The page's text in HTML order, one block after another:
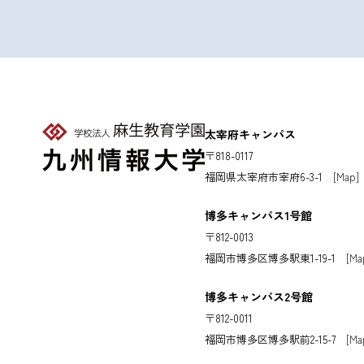
太宰府キャンパス
〒818-0117
福岡県太宰府市宰府6-3-1 [Map]
博多キャンパス1号館
〒812-0013
福岡市博多区博多駅東1-19-1
博多キャンパス2号館
〒812-0011
福岡市博多区博多駅前2-15-7